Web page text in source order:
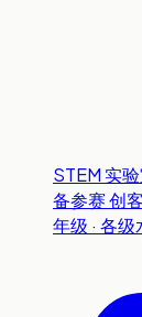
STEM 实
备参赛创
年级 · 各级